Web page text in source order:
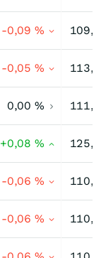
-0,09 %
-0,05 %
0,00 %
+0,08 %
-0,06 %
-0,06 %